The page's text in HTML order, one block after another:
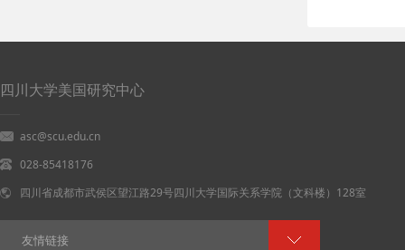
四川大学美国研究中心
asc@scu.edu.cn
028-85418176
四川省成都市武侯区望江路29号四川大学国际关系学院（文科楼）128室
友情链接